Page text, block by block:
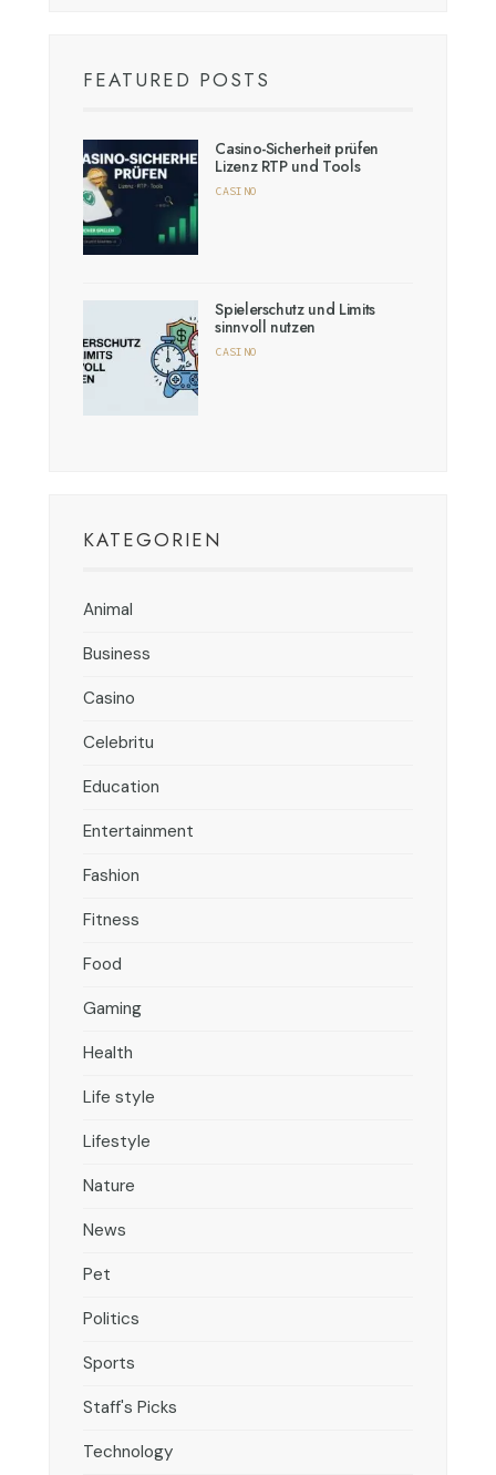
FEATURED POSTS
Casino-Sicherheit prüfen
Lizenz RTP und Tools
CASINO
Spielerschutz und Limits
sinnvoll nutzen
CASINO
KATEGORIEN
Animal
Business
Casino
Celebritu
Education
Entertainment
Fashion
Fitness
Food
Gaming
Health
Life style
Lifestyle
Nature
News
Pet
Politics
Sports
Staff's Picks
Technology